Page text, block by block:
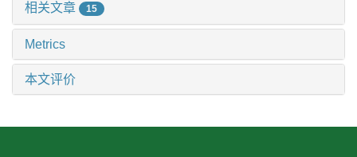
相关文章 15
Metrics
本文评价